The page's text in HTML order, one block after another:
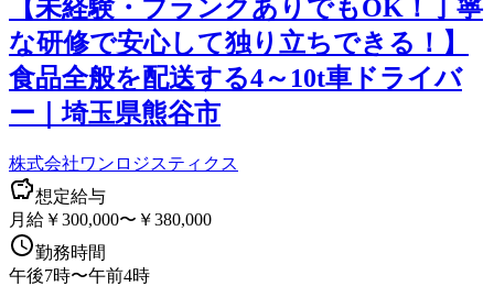
【未経験・ブランクありでもOK！丁寧
な研修で安心して独り立ちできる！】
食品全般を配送する4～10t車ドライバ
ー｜埼玉県熊谷市
株式会社ワンロジスティクス
想定給与
月給￥300,000〜￥380,000
勤務時間
午後7時〜午前4時